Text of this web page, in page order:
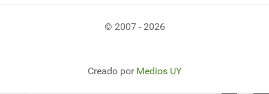
© 2007 - 2026
Creado por Medios UY